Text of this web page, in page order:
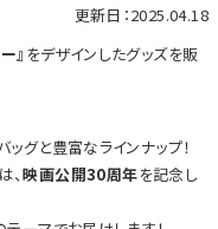
更新日：2025.04.18
』 をデザインしたグッズを販
ッグと豊富なラインナップ！
、映画公開30周年を記念し